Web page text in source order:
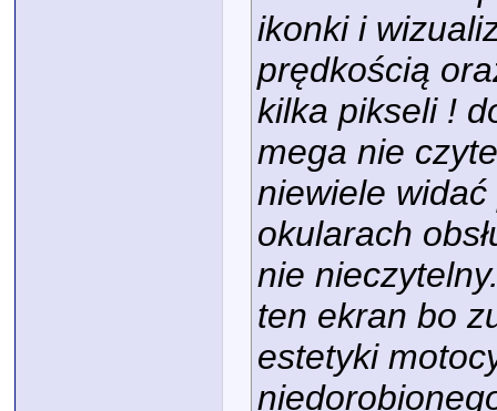
ikonki i
prędkością
kilka pikseli !
mega nie
niewiele
okularach
nie
ten ekran bo
estetyki